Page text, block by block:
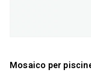
Mosaico per